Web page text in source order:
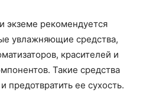
экземе рекомендуется
увлажняющие средства,
красителей и
Такие средства
предотвратить ее сухость.